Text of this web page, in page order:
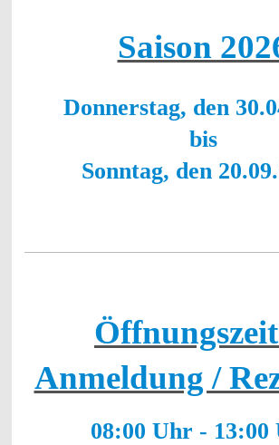
Saison
Donnerstag, den
bis
Sonntag, den
Anmeldung /
08:00 Uhr - 13:00